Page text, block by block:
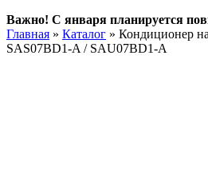
Важно! С января планируется
Главная » Каталог » Кондиционер
SAS07BD1-A / SAU07BD1-A